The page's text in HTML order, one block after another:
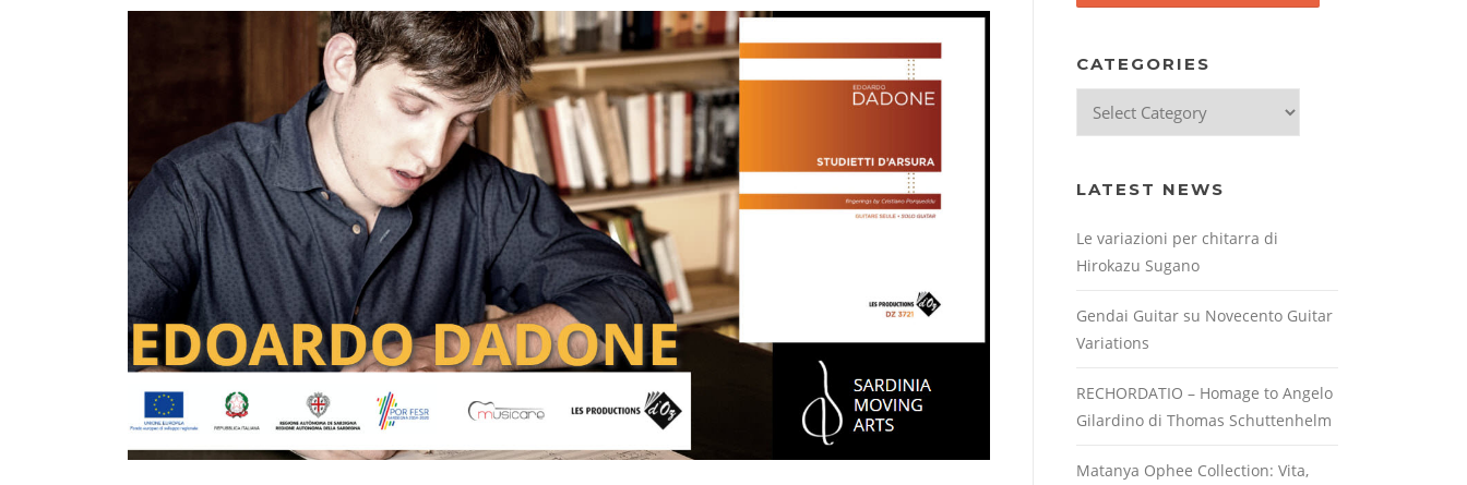
CATEGORIES
LATEST NEWS
Le variazioni per chitarra di
Hirokazu Sugano
Gendai Guitar su Novecento Guitar
Variations
RECHORDATIO – Homage to Angelo
Gilardino di Thomas Schuttenhelm
Matanya Ophee Collection: Vita,